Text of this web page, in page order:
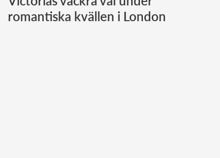
Norska kungahuset
romantiska kvällen i London